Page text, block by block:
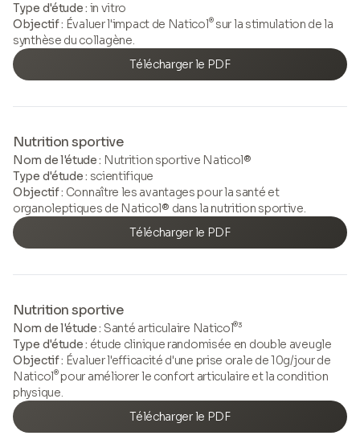
Type d'étude : in vitro
Objectif : Évaluer l'impact de Naticol®sur la stimulation de la
synthèse du collagène.
Télécharger le PDF
Nutrition sportive
Nom de l'étude : Nutrition sportive Naticol®
Type d'étude : scientifique
Objectif : Connaître les avantages pour la santé et
organoleptiques de Naticol® dans la nutrition sportive.
Télécharger le PDF
Nutrition sportive
Nom de l'étude : Santé articulaire Naticol®³
Type d'étude : étude clinique randomisée en double aveugle
Objectif : Évaluer l'efficacité d'une prise orale de 10g/jour de
Naticol®pour améliorer le confort articulaire et la condition
physique.
Télécharger le PDF